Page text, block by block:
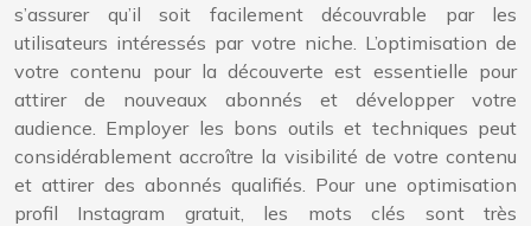
s’assurer qu’il soit facilement découvrable par les
utilisateurs intéressés par votre niche. L’optimisation de
votre contenu pour la découverte est essentielle pour
attirer de nouveaux abonnés et développer votre
audience. Employer les bons outils et techniques peut
considérablement accroître la visibilité de votre contenu
et attirer des abonnés qualifiés. Pour une optimisation
profil Instagram gratuit, les mots clés sont très